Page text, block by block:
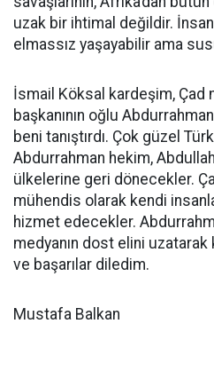
uzak bir ihtimal değildir.
elmassız yaşayabilir ama
İsmail Köksal kardeşim, Çad
başkanının oğlu
beni tanıştırdı. Çok güzel
Abdurrahman hekim,
ülkelerine geri dönecekler.
mühendis olarak kendi
hizmet edecekler.
medyanın dost elini uzatarak
ve başarılar diledim.
Mustafa Balkan